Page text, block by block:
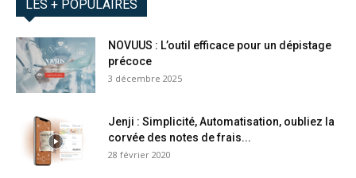
LES + POPULAIRES
NOVUUS : L’outil efficace pour un dépistage
précoce
3 décembre 2025
Jenji : Simplicité, Automatisation, oubliez la
corvée des notes de frais...
28 février 2020